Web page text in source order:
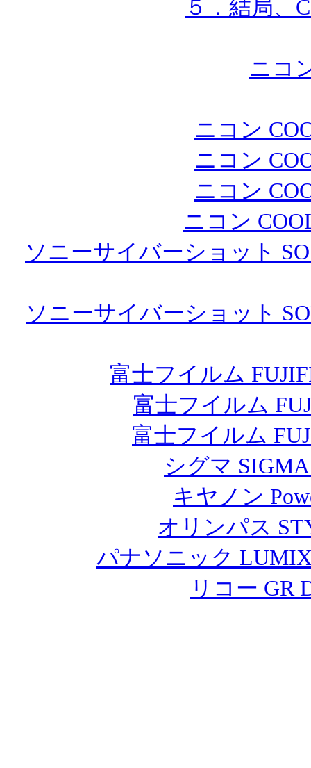
５．結局、
ニコ
ニコン
ニコン
ニコン
ニコン
ソニーサイバーショット
ソニーサイバーショット
富士フイルム
富士フイルム
富士フイルム
シグマ
キヤノン
オリンパス
パナソニック
リコー GR